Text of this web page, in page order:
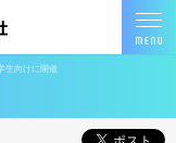
生向けに開催